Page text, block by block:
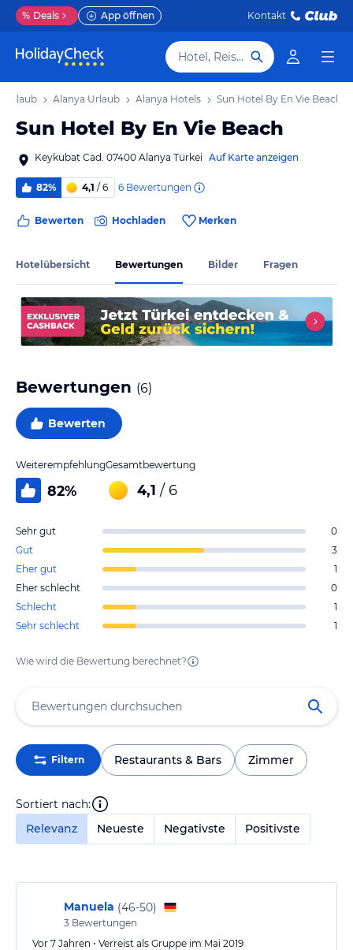
% Deals App öffnen Kontakt
Hotel, Reiseziel
Urlaub Alanya Urlaub Alanya Hotels Sun Hotel By En Vie Beach
Sun Hotel By En Vie Beach
Keykubat Cad. 07400 Alanya Türkei Auf Karte anzeigen
82% 4,1 / 6 6 Bewertungen
Bewerten Hochladen Merken
Hotelübersicht Bewertungen Bilder Fragen
Bewertungen (6)
Bewerten
Weiterempfehlung
82%
Gesamtbewertung
4,1 / 6
Sehr gut
0
Gut
3
Eher gut
1
Eher schlecht
0
Schlecht
1
Sehr schlecht
1
Wie wird die Bewertung berechnet?
Filtern Restaurants & Bars Zimmer
Sortiert nach:
Relevanz
Neueste Negativste Positivste
Manuela (46-50)
3 Bewertungen
Vor 7 Jahren • Verreist als Gruppe im Mai 2019